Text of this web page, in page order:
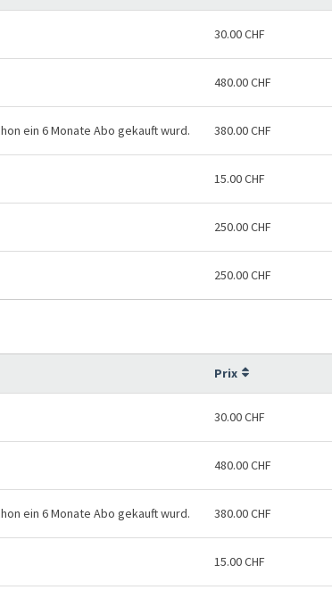
30.00 CHF
480.00 CHF
ein 6 Monate Abo gekauft wurd. 380.00 CHF
15.00 CHF
250.00 CHF
250.00 CHF
Prix
30.00 CHF
480.00 CHF
ein 6 Monate Abo gekauft wurd. 380.00 CHF
15.00 CHF